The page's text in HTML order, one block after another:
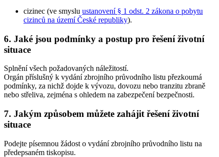
cizinec (ve smyslu ustanovení § 1 odst. 2 zákona o pobytu
cizinců na území České republiky).
6. Jaké jsou podmínky a postup pro řešení životní
situace
Splnění všech požadovaných náležitostí.
Orgán příslušný k vydání zbrojního průvodního listu přezkoumá
podmínky, za nichž dojde k vývozu, dovozu nebo tranzitu zbraně
nebo střeliva, zejména s ohledem na zabezpečení bezpečnosti.
7. Jakým způsobem můžete zahájit řešení životní
situace
Podejte písemnou žádost o vydání zbrojního průvodního listu na
předepsaném tiskopisu.